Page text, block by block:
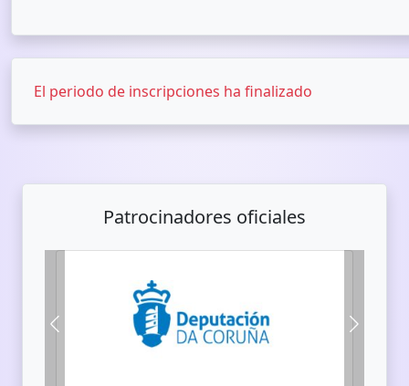
El periodo de inscripciones ha finalizado
Patrocinadores oficiales